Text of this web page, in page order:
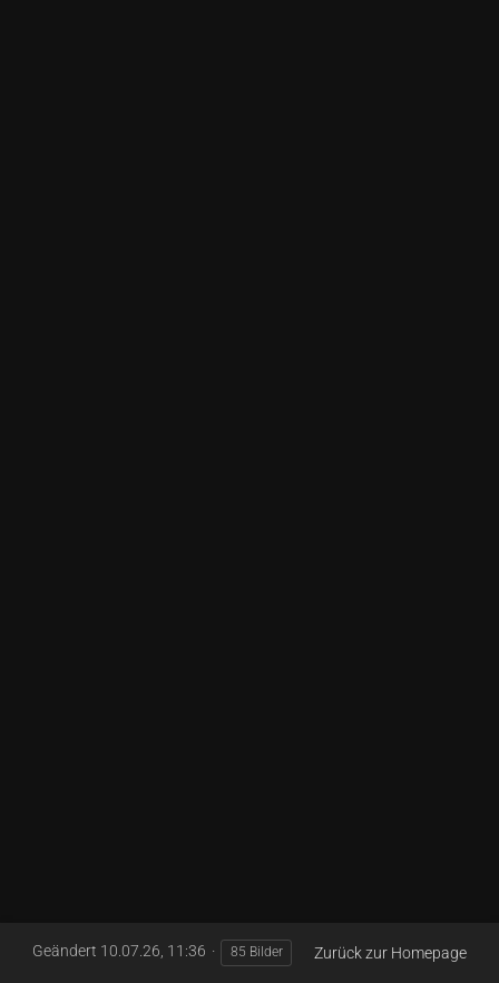
Geändert 10.07.26, 11:36 85 Bilder Zurück zur Homepage